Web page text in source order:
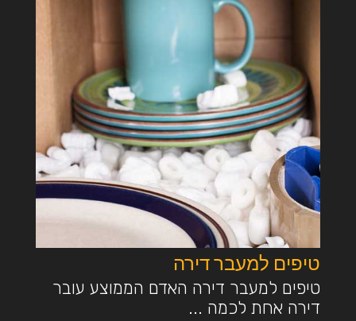
טיפים למעבר דירה
טיפים למעבר דירה האדם הממוצע עובר
דירה אחת לכמה ...